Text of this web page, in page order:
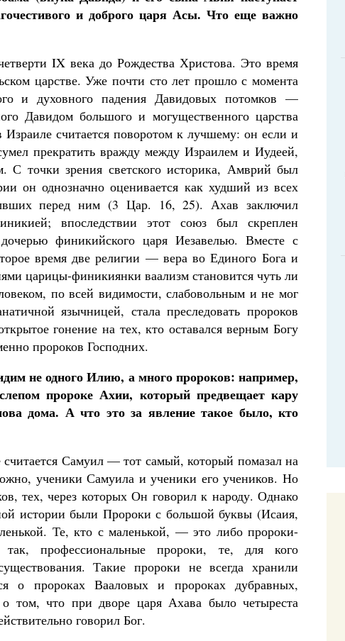
и доброго царя Асы. Что еще важно
IX века до Рождества Христова. Это время
царстве. Уже почти сто лет прошло с момента
и духовного падения Давидовых потомков —
Давидом большого и могущественного царства
считается поворотом к лучшему: он если и
прекратить вражду между Израилем и Иудеей,
С точки зрения светского историка, Амврий был
он однозначно оценивается как худший из всех
перед ним (3 Цар. 16, 25). Ахав заключил
впоследствии этот союз был скреплен
финикийского царя Иезавелью. Вместе с
время две религии — вера во Единого Бога и
царицы-финикиянки ваализм становится чуть ли
по всей видимости, слабовольным и не мог
язычницей, стала преследовать пророков
гонение на тех, кто оставался верным Богу
пророков Господних.
не одного Илию, а много пророков: например,
пророке Ахии, который предвещает кару
дома. А что это за явление такое было, кто
Самуил — тот самый, который помазал на
ученики Самуила и ученики его учеников. Но
тех, через которых Он говорил к народу. Однако
истории были Пророки с большой буквы (Исаия,
Те, кто с маленькой, — это либо пророки-
профессиональные пророки, те, для кого
Такие пророки не всегда хранили
о пророках Вааловых и пророках дубравных,
том, что при дворе царя Ахава было четыреста
говорил Бог.